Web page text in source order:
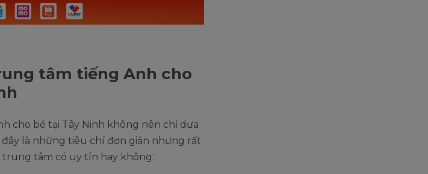
tâm tiếng Anh cho
cho bé tại Tây Ninh không nên chỉ dựa
là những tiêu chí đơn giản nhưng rất
tâm có uy tín hay không: